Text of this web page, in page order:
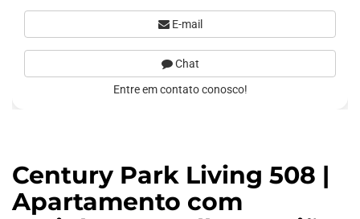
Century Park Living 508 |
Apartamento com
E-mail
Chat
Entre em contato conosco!